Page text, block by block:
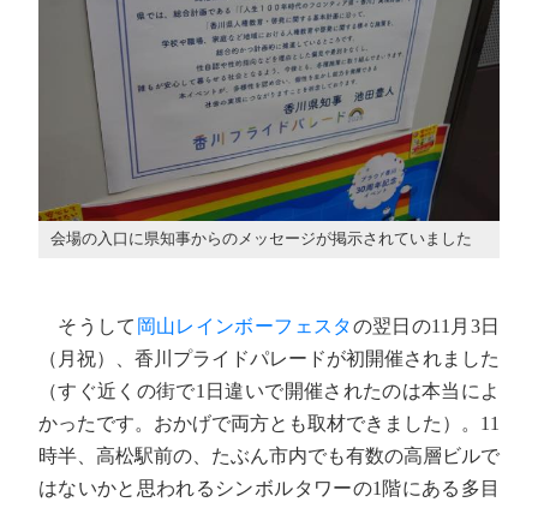
会場の入口に県知事からのメッセージが掲示されていました
そうして 岡山レインボーフェスタの翌日の11月3日
（月祝）、香川プライドパレードが初開催されました
（すぐ近くの街で1日違いで開催されたのは本当によ
かったです。おかげで両方とも取材できました）。11
時半、高松駅前の、たぶん市内でも有数の高層ビルで
はないかと思われるシンボルタワーの1階にある多目